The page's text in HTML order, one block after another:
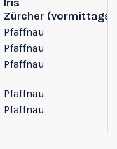
Iris
Zürcher (vormittags)
Pfaffnau
Pfaffnau
Pfaffnau
Pfaffnau
Pfaffnau